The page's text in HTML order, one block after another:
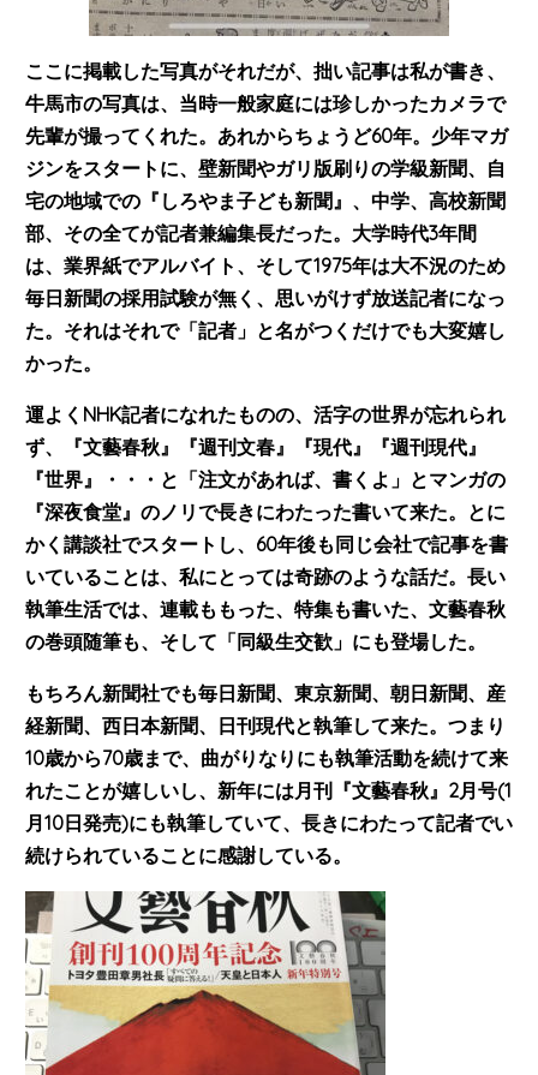
ここに掲載した写真がそれだが、拙い記事は私が書き、
牛馬市の写真は、当時一般家庭には珍しかったカメラで
先輩が撮ってくれた。あれからちょうど60年。少年マガ
ジンをスタートに、壁新聞やガリ版刷りの学級新聞、自
宅の地域での『しろやま子ども新聞』、中学、高校新聞
部、その全てが記者兼編集長だった。大学時代3年間
は、業界紙でアルバイト、そして1975年は大不況のため
毎日新聞の採用試験が無く、思いがけず放送記者になっ
た。それはそれで「記者」と名がつくだけでも大変嬉し
かった。
運よくNHK記者になれたものの、活字の世界が忘れられ
ず、『文藝春秋』『週刊文春』『現代』『週刊現代』
『世界』・・・と「注文があれば、書くよ」とマンガの
『深夜食堂』のノリで長きにわたった書いて来た。とに
かく講談社でスタートし、60年後も同じ会社で記事を書
いていることは、私にとっては奇跡のような話だ。 長い
執筆生活では、連載ももった、特集も書いた、文藝春秋
の巻頭随筆も、そして「同級生交歓」にも登場した。
もちろん新聞社でも毎日新聞、東京新聞、朝日新聞、産
経新聞、西日本新聞、日刊現代と執筆して来た。つまり
10歳から70歳まで、曲がりなりにも執筆活動を続けて来
れたことが嬉しいし、 新年には月刊『文藝春秋』 2月号(1
月 10日発売)にも執筆していて、長きにわたって記者でい
続けられていることに感謝している。